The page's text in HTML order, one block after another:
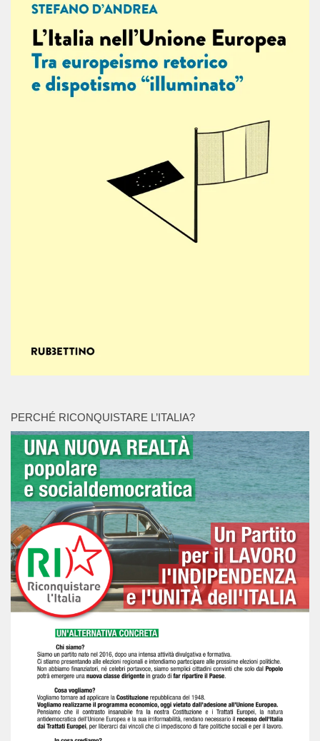
PERCHÉ RICONQUISTARE L’ITALIA?